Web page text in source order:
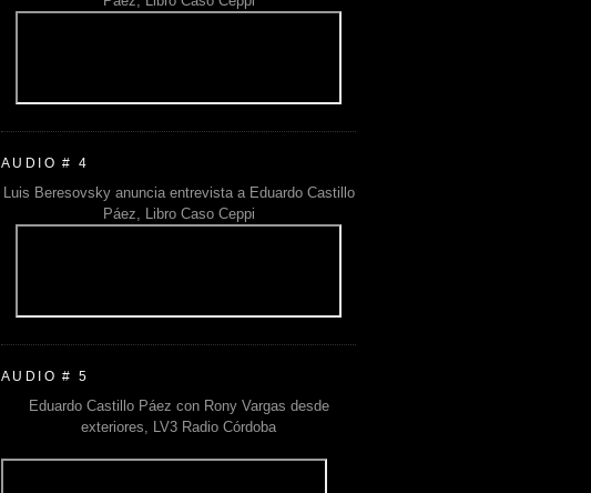
AUDIO # 4
Luis Beresovsky anuncia entrevista a Eduardo Castillo
Páez, Libro Caso Ceppi
AUDIO # 5
Eduardo Castillo Páez con Rony Vargas desde
exteriores, LV3 Radio Córdoba